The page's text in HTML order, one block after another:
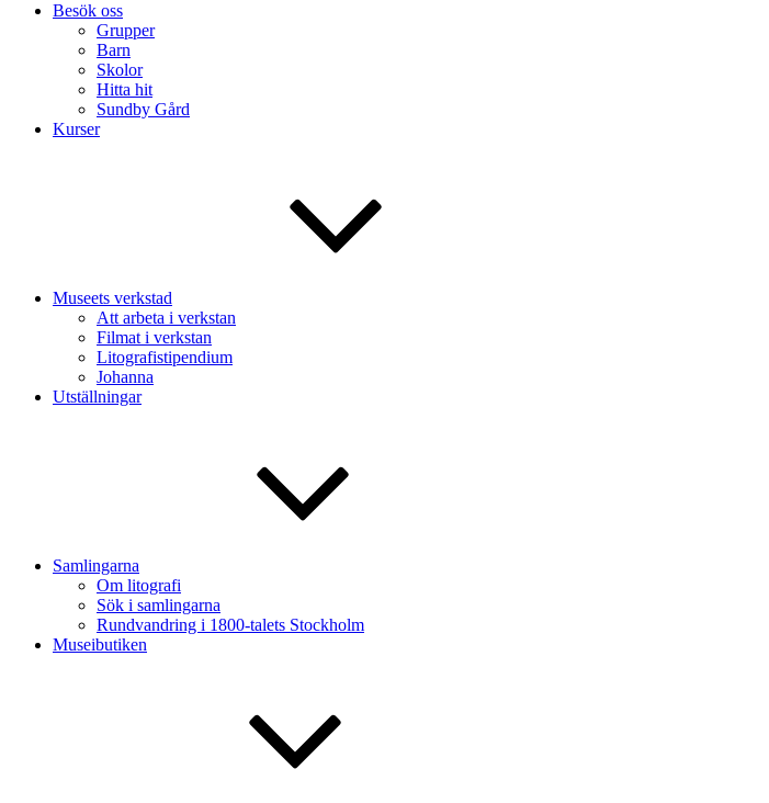
Besök oss
Grupper
Barn
Skolor
Hitta hit
Sundby Gård
Kurser
Museets verkstad
Att arbeta i verkstan
Filmat i verkstan
Litografistipendium
Johanna
Utställningar
Samlingarna
Om litografi
Sök i samlingarna
Rundvandring i 1800-talets Stockholm
Museibutiken